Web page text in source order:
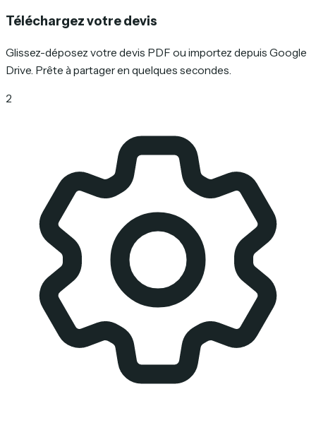
Téléchargez votre devis
Glissez-déposez votre devis PDF ou importez depuis Google
Drive. Prête à partager en quelques secondes.
2